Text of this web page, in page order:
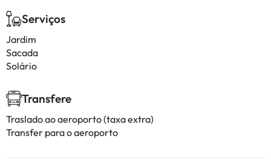
Serviços
Jardim
Sacada
Solário
Transfere
Traslado ao aeroporto (taxa extra)
Transfer para o aeroporto